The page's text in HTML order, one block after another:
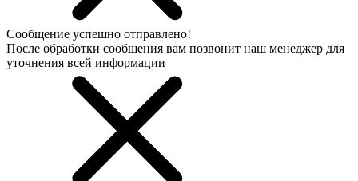
Сообщение успешно отправлено!
После обработки сообщения вам позвонит наш менеджер для
уточнения всей информации